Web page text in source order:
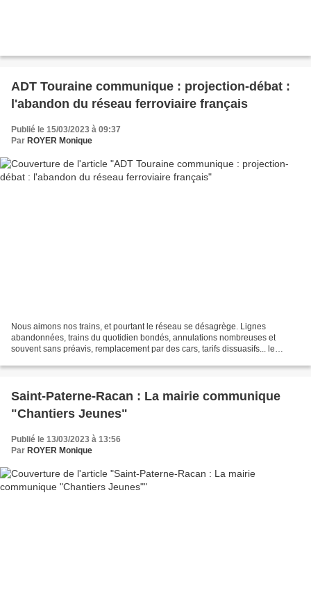
ADT Touraine communique : projection-débat :
l'abandon du réseau ferroviaire français
Publié le 15/03/2023 à 09:37
Par ROYER Monique
Nous aimons nos trains, et pourtant le réseau se désagrège. Lignes
abandonnées, trains du quotidien bondés, annulations nombreuses et
souvent sans préavis, remplacement par des cars, tarifs dissuasifs... le
Saint-Paterne-Racan : La mairie communique
"Chantiers Jeunes"
Publié le 13/03/2023 à 13:56
Par ROYER Monique